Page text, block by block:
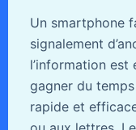
Un smartphone
signalement
l’information
gagner du
rapide et